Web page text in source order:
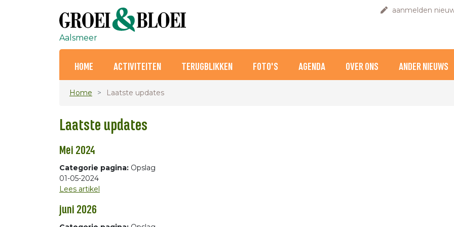
aanmelden
Aalsmeer
HOME ACTIVITEITEN TERUGBLIKKEN FOTO'S AGENDA OVER ONS ANDER NIEUWS
Home Laatste updates
Laatste updates
Mei 2024
Categorie pagina: Opslag
01-05-2024
Lees artikel
juni 2026